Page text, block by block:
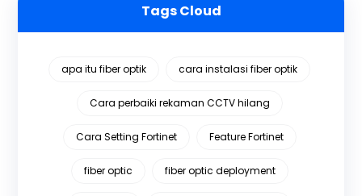
Tags Cloud
apa itu fiber optik cara instalasi fiber optik
Cara perbaiki rekaman CCTV hilang
Cara Setting Fortinet Feature Fortinet
fiber optic fiber optic deployment